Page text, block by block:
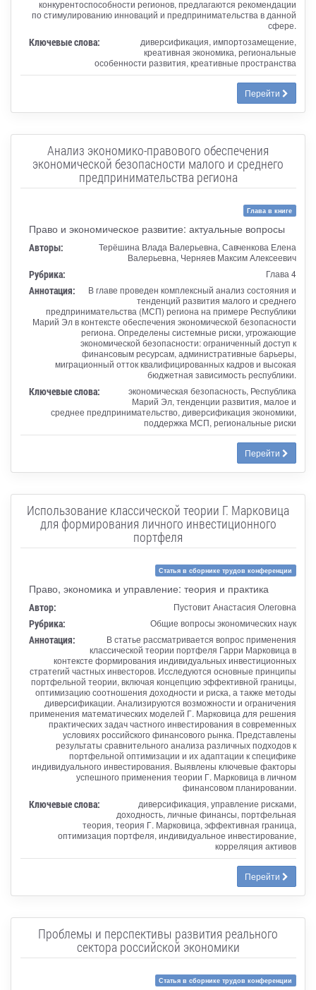
конкурентоспособности регионов, предлагаются рекомендации
по стимулированию инноваций и предпринимательства в данной
сфере.
Ключевые слова:
диверсификация, импортозамещение,
креативная экономика, региональные
особенности развития, креативные пространства
Перейти
Анализ экономико-правового обеспечения
экономической безопасности малого и среднего
предпринимательства региона
Глава в книге
Право и экономическое развитие: актуальные вопросы
Авторы:
Терёшина Влада Валерьевна, Савченкова Елена
Валерьевна, Черняев Максим Алексеевич
Рубрика: Глава 4
Аннотация:
В главе проведен комплексный анализ состояния и
тенденций развития малого и среднего
предпринимательства (МСП) региона на примере Республики
Марий Эл в контексте обеспечения экономической безопасности
региона. Определены системные риски, угрожающие
экономической безопасности: ограниченный доступ к
финансовым ресурсам, административные барьеры,
миграционный отток квалифицированных кадров и высокая
бюджетная зависимость республики.
Ключевые слова:
экономическая безопасность, Республика
Марий Эл, тенденции развития, малое и
среднее предпринимательство, диверсификация экономики,
поддержка МСП, региональные риски
Перейти
Использование классической теории Г. Марковица
для формирования личного инвестиционного
портфеля
Статья в сборнике трудов конференции
Право, экономика и управление: теория и практика
Автор: Пустовит Анастасия Олеговна
Рубрика: Общие вопросы экономических наук
Аннотация:
В статье рассматривается вопрос применения
классической теории портфеля Гарри Марковица в
контексте формирования индивидуальных инвестиционных
стратегий частных инвесторов. Исследуются основные принципы
портфельной теории, включая концепцию эффективной границы,
оптимизацию соотношения доходности и риска, а также методы
диверсификации. Анализируются возможности и ограничения
применения математических моделей Г. Марковица для решения
практических задач частного инвестирования в современных
условиях российского финансового рынка. Представлены
результаты сравнительного анализа различных подходов к
портфельной оптимизации и их адаптации к специфике
индивидуального инвестирования. Выявлены ключевые факторы
успешного применения теории Г. Марковица в личном
финансовом планировании.
Ключевые слова:
диверсификация, управление рисками,
доходность, личные финансы, портфельная
теория, теория Г. Марковица, эффективная граница,
оптимизация портфеля, индивидуальное инвестирование,
корреляция активов
Перейти
Проблемы и перспективы развития реального
сектора российской экономики
Статья в сборнике трудов конференции